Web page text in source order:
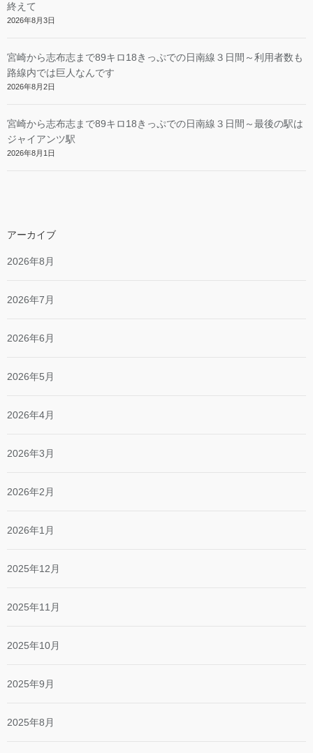
終えて
2026年8月3日
宮崎から志布志まで89キロ18きっぷでの日南線３日間～利用者数も
路線内では巨人なんです
2026年8月2日
宮崎から志布志まで89キロ18きっぷでの日南線３日間～最後の駅は
ジャイアンツ駅
2026年8月1日
アーカイブ
2026年8月
2026年7月
2026年6月
2026年5月
2026年4月
2026年3月
2026年2月
2026年1月
2025年12月
2025年11月
2025年10月
2025年9月
2025年8月